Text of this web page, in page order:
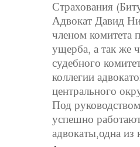
Страхования
Адвокат Давид
членом комитета
ущерба, а так же
судебного
коллегии
центрального
Под
успешно
адвокаты,одна из